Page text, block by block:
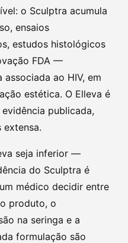
o Sculptra acumula
ensaios
estudos histológicos
FDA —
ao HIV, em
estética. O Elleva é
publicada,
extensa.
seja inferior —
do Sculptra é
médico decidir entre
produto, o
na seringa e a
formulação são